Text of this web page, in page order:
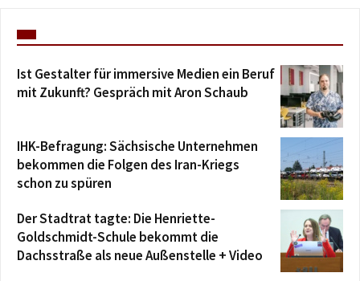
Ist Gestalter für immersive Medien ein Beruf
mit Zukunft? Gespräch mit Aron Schaub
IHK-Befragung: Sächsische Unternehmen
bekommen die Folgen des Iran-Kriegs
schon zu spüren
Der Stadtrat tagte: Die Henriette-
Goldschmidt-Schule bekommt die
Dachsstraße als neue Außenstelle + Video